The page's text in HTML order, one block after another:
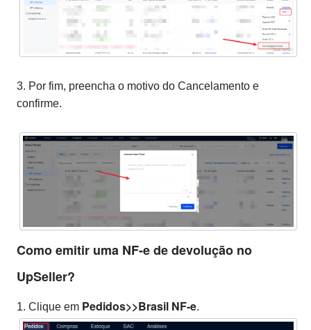
3. Por fim, preencha o motivo do Cancelamento e
confirme.
Como emitir uma NF-e de devolução no
UpSeller?
1. Clique em Pedidos>>Brasil NF-e.